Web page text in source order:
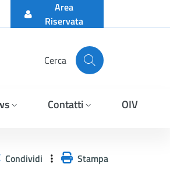
Area
Riservata
Cerca
Contatti OIV
Condividi Stampa